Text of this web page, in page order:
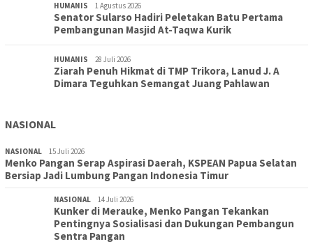
HUMANIS 1 Agustus 2026
Senator Sularso Hadiri Peletakan Batu Pertama
Pembangunan Masjid At-Taqwa Kurik
HUMANIS 28 Juli 2026
Ziarah Penuh Hikmat di TMP Trikora, Lanud J. A
Dimara Teguhkan Semangat Juang Pahlawan
NASIONAL
NASIONAL 15 Juli 2026
Menko Pangan Serap Aspirasi Daerah, KSPEAN Papua Selatan
Bersiap Jadi Lumbung Pangan Indonesia Timur
NASIONAL 14 Juli 2026
Kunker di Merauke, Menko Pangan Tekankan
Pentingnya Sosialisasi dan Dukungan Pembangun
Sentra Pangan